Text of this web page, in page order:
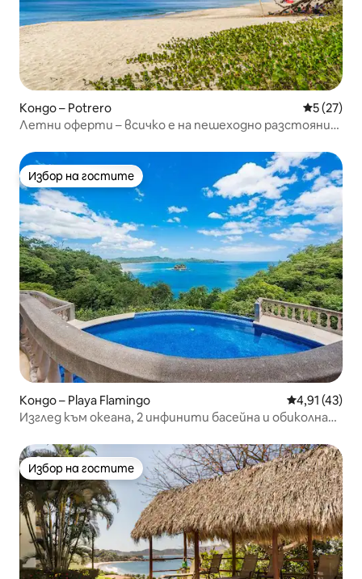
Кондо – Potrero Средна
5 (27)
Летни оферти – всичко е на пешеходно разстояние
Избор на гостите
Избор на гостите
Кондо – Playa Flamingo Средна
4,91 (43)
Изглед към океана, 2 инфинити басейна и обиколна
Избор на гостите
Избор на гостите